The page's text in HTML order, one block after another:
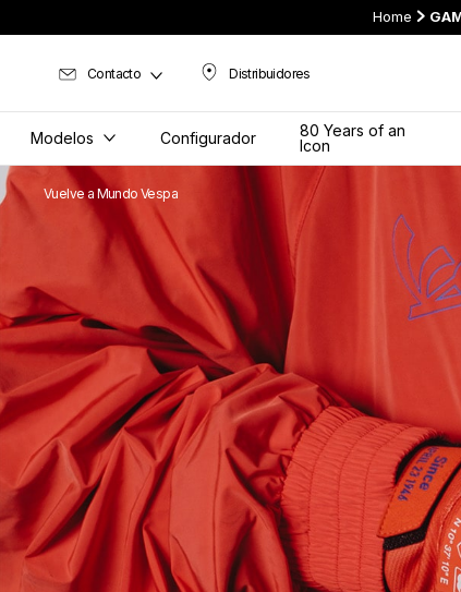
Home
Distribuidores
Distribuidores
Contacto
Modelos Configurador
80 Years of an
Icon
Vuelve a Mundo Vespa